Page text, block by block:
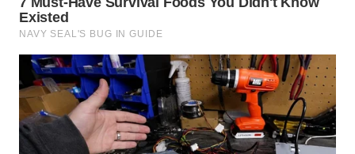
TEBING
TINGGI
WN
PAKPAK
WN
KARAWANG